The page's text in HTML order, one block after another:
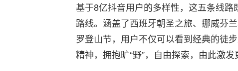
基于8亿抖音用户的多样性，这五条线
路线。涵盖了西班牙朝圣之旅、挪威芬
罗登山节，用户不仅可以看到经典的徒
精神，拥抱旷“野”，自由探索，由此激发